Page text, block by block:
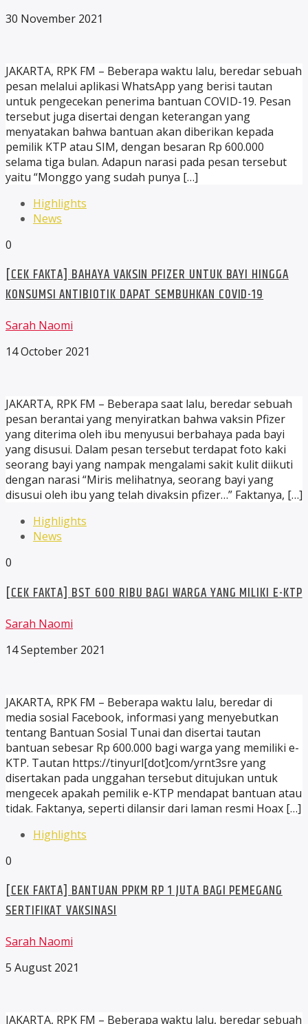
30 November 2021
JAKARTA, RPK FM – Beberapa waktu lalu, beredar sebuah
pesan melalui aplikasi WhatsApp yang berisi tautan
untuk pengecekan penerima bantuan COVID-19. Pesan
tersebut juga disertai dengan keterangan yang
menyatakan bahwa bantuan akan diberikan kepada
pemilik KTP atau SIM, dengan besaran Rp 600.000
selama tiga bulan. Adapun narasi pada pesan tersebut
yaitu “Monggo yang sudah punya […]
Highlights
News
0
[CEK FAKTA] BAHAYA VAKSIN PFIZER UNTUK BAYI HINGGA
KONSUMSI ANTIBIOTIK DAPAT SEMBUHKAN COVID-19
Sarah Naomi
14 October 2021
JAKARTA, RPK FM – Beberapa saat lalu, beredar sebuah
pesan berantai yang menyiratkan bahwa vaksin Pfizer
yang diterima oleh ibu menyusui berbahaya pada bayi
yang disusui. Dalam pesan tersebut terdapat foto kaki
seorang bayi yang nampak mengalami sakit kulit diikuti
dengan narasi “Miris melihatnya, seorang bayi yang
disusui oleh ibu yang telah divaksin pfizer…” Faktanya, […]
Highlights
News
0
[CEK FAKTA] BST 600 RIBU BAGI WARGA YANG MILIKI E-KTP
Sarah Naomi
14 September 2021
JAKARTA, RPK FM – Beberapa waktu lalu, beredar di
media sosial Facebook, informasi yang menyebutkan
tentang Bantuan Sosial Tunai dan disertai tautan
bantuan sebesar Rp 600.000 bagi warga yang memiliki e-
KTP. Tautan https://tinyurl[dot]com/yrnt3sre yang
disertakan pada unggahan tersebut ditujukan untuk
mengecek apakah pemilik e-KTP mendapat bantuan atau
tidak. Faktanya, seperti dilansir dari laman resmi Hoax […]
Highlights
0
[CEK FAKTA] BANTUAN PPKM RP 1 JUTA BAGI PEMEGANG
SERTIFIKAT VAKSINASI
Sarah Naomi
5 August 2021
JAKARTA, RPK FM – Beberapa waktu lalu, beredar sebuah